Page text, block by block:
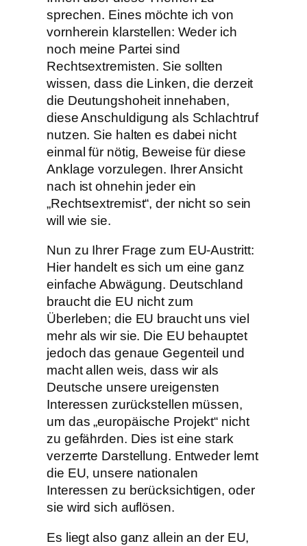
sprechen. Eines möchte ich von
vornherein klarstellen: Weder ich
noch meine Partei sind
Rechtsextremisten. Sie sollten
wissen, dass die Linken, die derzeit
die Deutungshoheit innehaben,
diese Anschuldigung als Schlachtruf
nutzen. Sie halten es dabei nicht
einmal für nötig, Beweise für diese
Anklage vorzulegen. Ihrer Ansicht
nach ist ohnehin jeder ein
„Rechtsextremist“, der nicht so sein
will wie sie.
Nun zu Ihrer Frage zum EU-Austritt:
Hier handelt es sich um eine ganz
einfache Abwägung. Deutschland
braucht die EU nicht zum
Überleben; die EU braucht uns viel
mehr als wir sie. Die EU behauptet
jedoch das genaue Gegenteil und
macht allen weis, dass wir als
Deutsche unsere ureigensten
Interessen zurückstellen müssen,
um das „europäische Projekt“ nicht
zu gefährden. Dies ist eine stark
verzerrte Darstellung. Entweder lernt
die EU, unsere nationalen
Interessen zu berücksichtigen, oder
sie wird sich auflösen.
Es liegt also ganz allein an der EU,